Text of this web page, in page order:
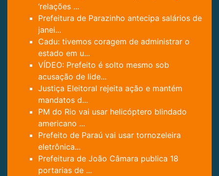
‘relações ...
Prefeitura de Parazinho antecipa salários de
janei...
Cadu: tivemos coragem de administrar o
estado em u...
VÍDEO: Prefeito é solto mesmo sob
acusação de lide...
Justiça Eleitoral rejeita ação e mantém
mandatos d...
PM do Rio vai usar helicóptero blindado
americano ...
Prefeito de Paraú vai usar tornozeleira
eletrônica...
Prefeitura de João Câmara publica 18
portarias de ...